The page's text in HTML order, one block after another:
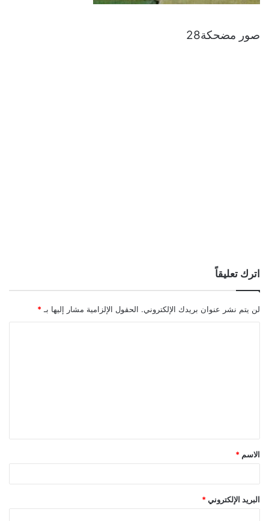
صور مضحكة28
اترك تعليقاً
لن يتم نشر عنوان بريدك الإلكتروني. الحقول الإلزامية مشار إليها بـ *
ق
*
الاسم *
البريد الإلكتروني *